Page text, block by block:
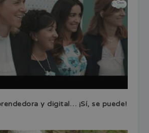
y digital… ¡Sí, se puede!